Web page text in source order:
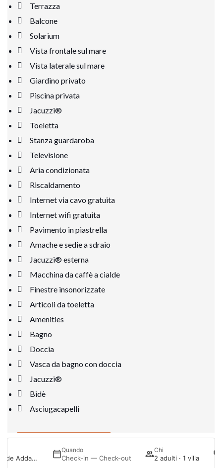
Terrazza
Balcone
Solarium
Vista frontale sul mare
Vista laterale sul mare
Giardino privato
Piscina privata
Jacuzzi®
Toeletta
Stanza guardaroba
Televisione
Aria condizionata
Riscaldamento
Internet via cavo gratuita
Internet wifi gratuita
Pavimento in piastrella
Amache e sedie a sdraio
Jacuzzi® esterna
Macchina da caffè a cialde
Finestre insonorizzate
Articoli da toeletta
Amenities
Bagno
Doccia
Vasca da bagno con doccia
Jacuzzi®
Bidè
Asciugacapelli
Vedi la stanza
Menurka Puerto de Addaya
Quando
Check-in — Check-out
Chi
2 adulti · 1 villa